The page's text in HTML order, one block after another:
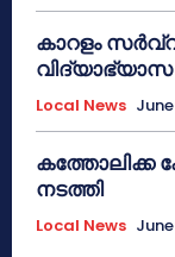
കാറളം
Local News
നടത്തി
Local News